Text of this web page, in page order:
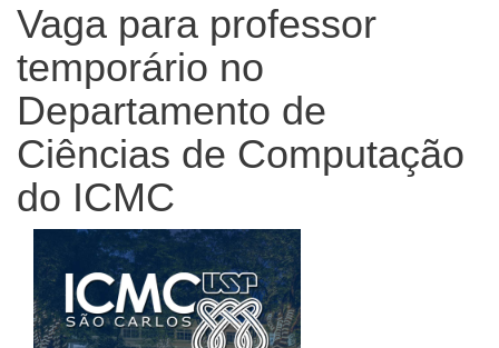
Vaga para professor
temporário no
Departamento de
Ciências de Computação
do ICMC